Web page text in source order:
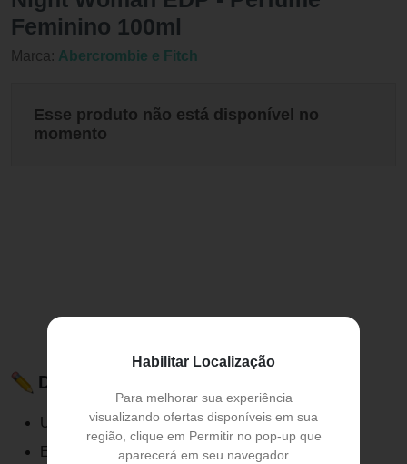
Habilitar Localização
Para melhorar sua experiência
visualizando ofertas disponíveis em sua
região, clique em Permitir no pop-up que
aparecerá em seu navegador
Feminino 100ml
Marca: Abercrombie e Fitch
Esse produto não está disponível no
momento
Descrição do Produto
Uso externo
Evite contato com os olhos